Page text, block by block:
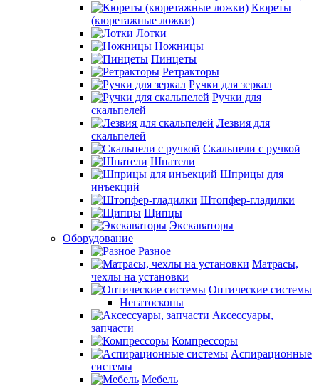
Кюреты
(кюретажные ложки)
Лотки
Ножницы
Пинцеты
Ретракторы
Ручки для зеркал
Ручки для
скальпелей
Лезвия для
скальпелей
Скальпели с ручкой
Шпатели
Шприцы для
инъекций
Штопфер-гладилки
Щипцы
Экскаваторы
Оборудование
Разное
Матрасы,
чехлы на установки
Оптические системы
Негатоскопы
Аксессуары,
запчасти
Компрессоры
Аспирационные
системы
Мебель